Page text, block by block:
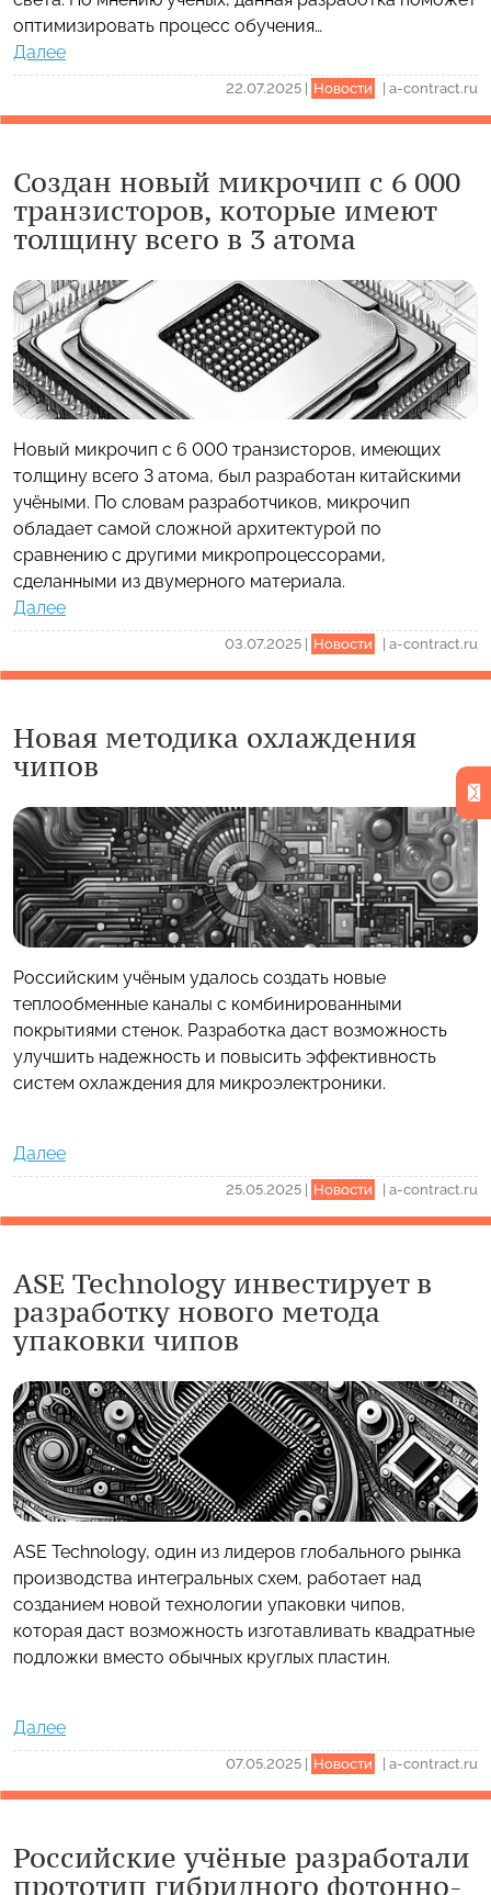
оптимизировать процесс обучения…
Далее
22.07.2025 Новости a-contract.ru
Создан новый микрочип с 6 000
транзисторов, которые имеют
толщину всего в 3 атома
Новый микрочип с 6 000 транзисторов, имеющих
толщину всего 3 атома, был разработан китайскими
учёными. По словам разработчиков, микрочип
обладает самой сложной архитектурой по
сравнению с другими микропроцессорами,
сделанными из двумерного материала.
Далее
03.07.2025 Новости a-contract.ru
Новая методика охлаждения
чипов
Российским учёным удалось создать новые
теплообменные каналы с комбинированными
покрытиями стенок. Разработка даст возможность
улучшить надежность и повысить эффективность
систем охлаждения для микроэлектроники.
Далее
25.05.2025 | Новости | a-contract.ru
ASE Technology инвестирует в
разработку нового метода
упаковки чипов
ASE Technology, один из лидеров глобального рынка
производства интегральных схем, работает над
созданием новой технологии упаковки чипов,
которая даст возможность изготавливать квадратные
подложки вместо обычных круглых пластин.
Далее
07.05.2025 | Новости | a-contract.ru
Российские учёные разработали
прототип гибридного фотонно-